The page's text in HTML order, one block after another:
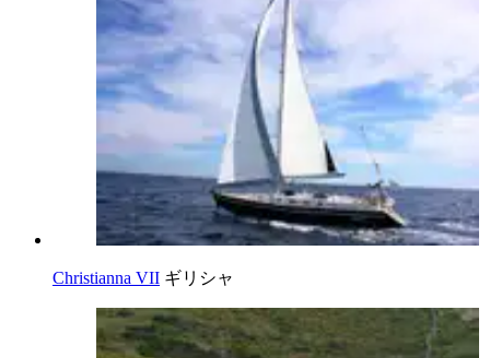
Christianna VII ギリシャ